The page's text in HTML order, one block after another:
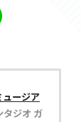
ュージア
タジオ ガ